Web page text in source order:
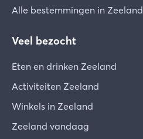
Alle bestemmingen in Zeeland
Veel bezocht
Eten en drinken Zeeland
Activiteiten Zeeland
Winkels in Zeeland
Zeeland vandaag